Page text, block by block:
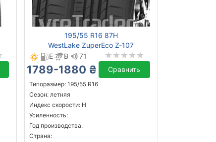
195/55 R16 87H
WestLake ZuperEco Z-107
E
B 71
1789-1880 ₴ Сравнить
Типоразмер: 195/55 R16
Сезон: летняя
Индекс скорости: H
Усиленность:
Год производства:
Страна: